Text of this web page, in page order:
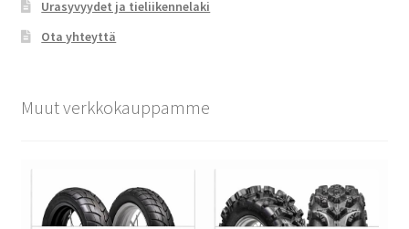
Urasyvyydet ja tieliikennelaki
Ota yhteyttä
Muut verkkokauppamme